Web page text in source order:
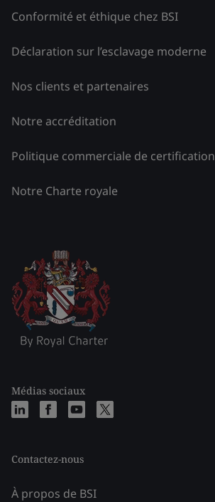
Conformité et éthique chez BSI
Déclaration sur l’esclavage moderne
Nos clients et partenaires
Notre accréditation
Politique commerciale de certification
Notre Charte royale
Médias sociaux
Contactez-nous
À propos de BSI